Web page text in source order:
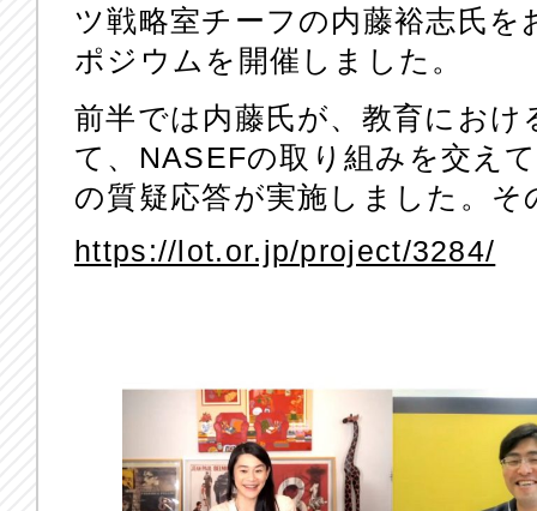
ツ戦略室チーフの内藤裕志氏
ポジウムを開催しました。
前半では内藤氏が、教育にお
て、NASEFの取り組みを交え
の質疑応答が実施しました。
https://lot.or.jp/project/3284/